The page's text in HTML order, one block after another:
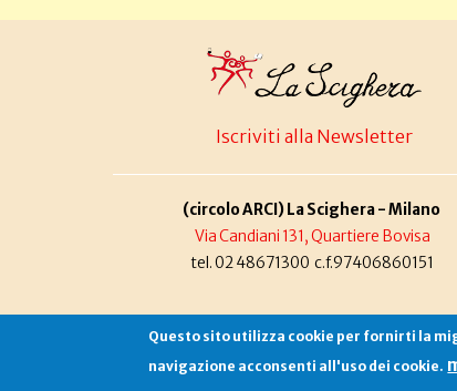
Iscriviti alla Newsletter
(circolo ARCI) La Scighera - Milano
Via Candiani 131, Quartiere Bovisa
tel. 02 48671300 c.f.97406860151
Questo sito utilizza cookie per fornirti la
navigazione acconsenti all'uso dei cookie.